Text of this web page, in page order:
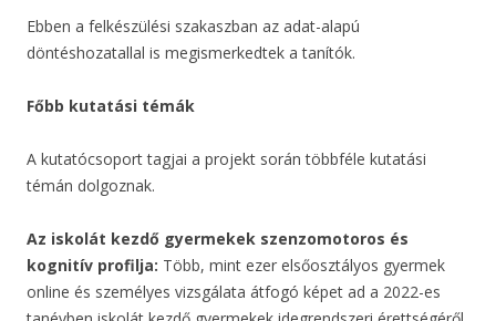
Ebben a felkészülési szakaszban az adat-alapú
döntéshozatallal is megismerkedtek a tanítók.
Főbb kutatási témák
A kutatócsoport tagjai a projekt során többféle kutatási
témán dolgoznak.
Az iskolát kezdő gyermekek szenzomotoros és
kognitív profilja: Több, mint ezer elsőosztályos gyermek
online és személyes vizsgálata átfogó képet ad a 2022-es